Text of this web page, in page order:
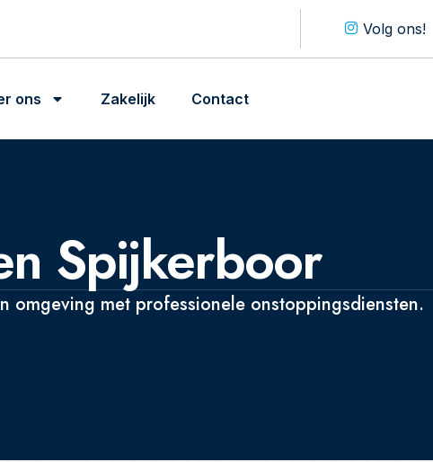
Volg ons!
ons Zakelijk Contact
Spijkerboor
omgeving met professionele onstoppingsdiensten.